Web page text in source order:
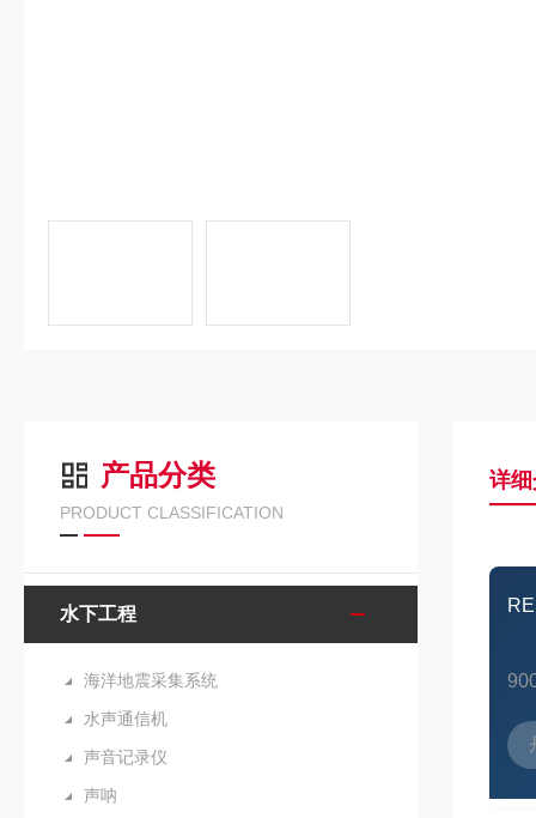
产品分类
PRODUCT CLASSIFICATION
水下工程
海洋地震采集系统
水声通信机
声音记录仪
声呐
详